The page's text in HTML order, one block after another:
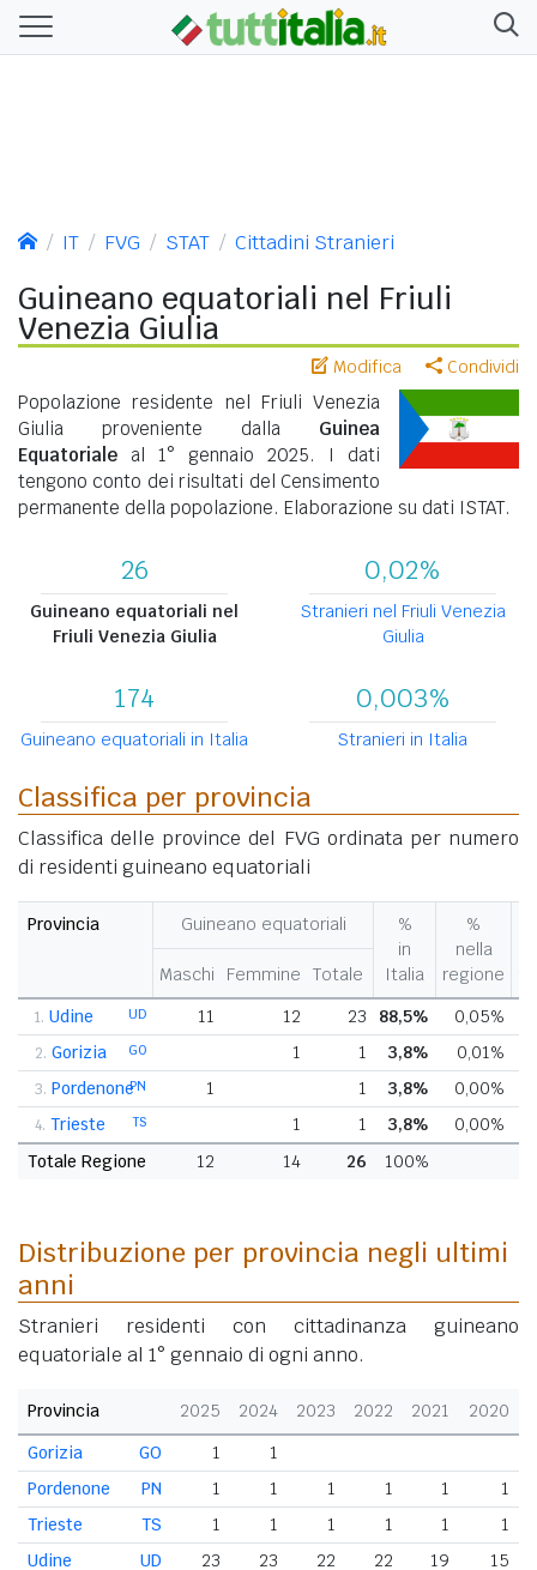
IT FVG STAT Cittadini Stranieri
Guineano equatoriali nel Friuli
Venezia Giulia
Modifica Condividi
Popolazione residente nel Friuli Venezia
Giulia proveniente dalla Guinea
Equatoriale al 1° gennaio 2025. I dati
tengono conto dei risultati del Censimento
permanente della popolazione. Elaborazione su dati ISTAT.
26
Guineano equatoriali nel
Friuli Venezia Giulia
0,02%
Stranieri nel Friuli Venezia
Giulia
174
Guineano equatoriali in Italia
0,003%
Stranieri in Italia
Classifica per provincia
Classifica delle province del FVG ordinata per numero
di residenti guineano equatoriali
Provincia Guineano equatoriali
%
in
Italia
%
nella
regione
Maschi Femmine Totale
1. UD
Udine 11 12 23 88,5% 0,05%
2. GO
Gorizia 1 1 3,8% 0,01%
3. PN
Pordenone 1 1 3,8% 0,00%
4. TS
Trieste 1 1 3,8%
0,00%
Totale Regione
12 14 26 100%
Distribuzione per provincia negli ultimi
anni
Stranieri residenti con cittadinanza guineano
equatoriale al 1° gennaio di ogni anno.
Provincia 2025 2024 2023 2022 2021
2020
GO
Gorizia 1
1
PN
Pordenone 1 1 1 1 1
1
TS
Trieste 1 1 1 1 1
1
UD
Udine 23 23 22 22 19
15